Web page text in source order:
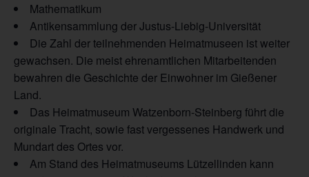
Mathematikum
Antikensammlung der Justus-Liebig-Universität
Die Zahl der teilnehmenden Heimatmuseen ist weiter
gewachsen. Die meist ehrenamtlichen Mitarbeitenden
bewahren die Geschichte der Einwohner im Gießener
Land.
Das Heimatmuseum Watzenborn-Steinberg führt die
originale Tracht, sowie fast vergessenes Handwerk und
Mundart des Ortes vor.
Am Stand des Heimatmuseums Lützellinden kann